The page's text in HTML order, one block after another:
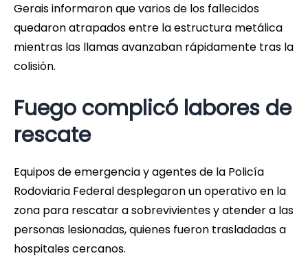
Gerais informaron que varios de los fallecidos
quedaron atrapados entre la estructura metálica
mientras las llamas avanzaban rápidamente tras la
colisión.
Fuego complicó labores de
rescate
Equipos de emergencia y agentes de la Policía
Rodoviaria Federal desplegaron un operativo en la
zona para rescatar a sobrevivientes y atender a las
personas lesionadas, quienes fueron trasladadas a
hospitales cercanos.